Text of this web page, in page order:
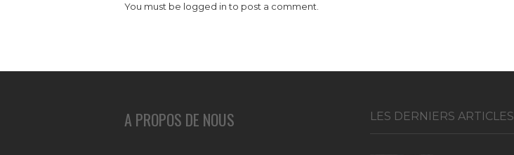
You must be logged into post a comment.
A PROPOS DE NOUS LES DERNIERS ARTICLES